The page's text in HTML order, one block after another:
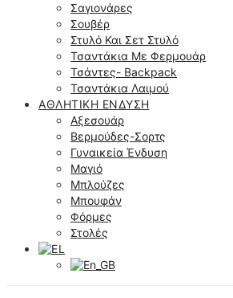
Σαγιονάρες
Σουβέρ
Στυλό Και Σετ Στυλό
Τσαντάκια Με Φερμουάρ
Τσάντες- Backpack
Τσαντάκια Λαιμού
ΑΘΛΗΤΙΚΉ ΈΝΔΥΣΗ
Αξεσουάρ
Βερμούδες-Σορτς
Γυναικεία Ένδυση
Μαγιό
Μπλούζες
Μπουφάν
Φόρμες
Στολές